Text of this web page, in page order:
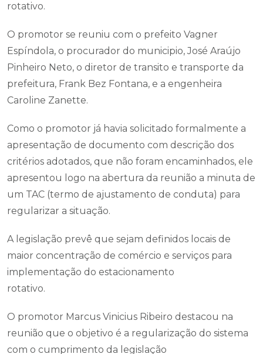
rotativo.
O promotor se reuniu com o prefeito Vagner
Espíndola, o procurador do municipio, José Araújo
Pinheiro Neto, o diretor de transito e transporte da
prefeitura, Frank Bez Fontana, e a engenheira
Caroline Zanette.
Como o promotor já havia solicitado formalmente a
apresentação de documento com descrição dos
critérios adotados, que não foram encaminhados, ele
apresentou logo na abertura da reunião a minuta de
um TAC (termo de ajustamento de conduta) para
regularizar a situação.
A legislação prevê que sejam definidos locais de
maior concentração de comércio e serviços para
implementação do estacionamento
rotativo.
O promotor Marcus Vinicius Ribeiro destacou na
reunião que o objetivo é a regularização do sistema
com o cumprimento da legislação